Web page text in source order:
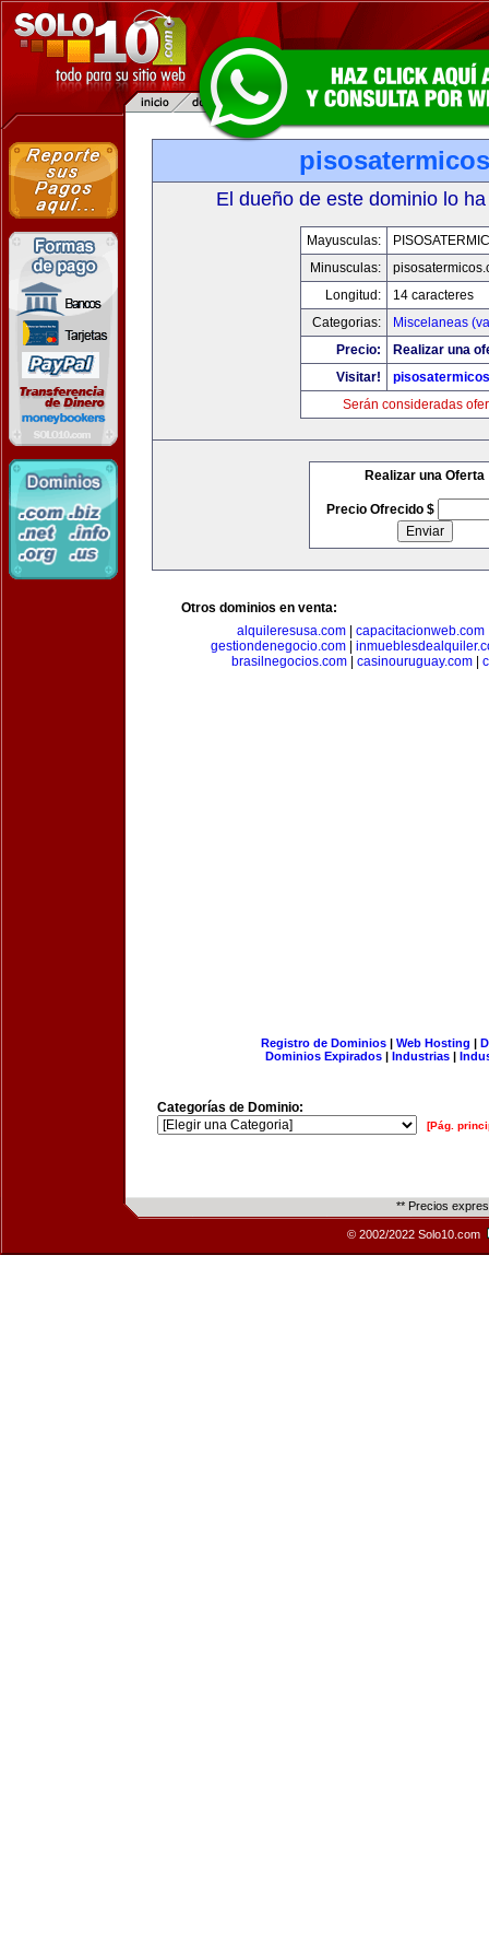
El dueño de este dominio lo
Mayusculas:
Minusculas:
Longitud:
14 caracteres
Categorias:
Miscelaneas
Precio:
Realizar una
Visitar!
Serán consideradas
Realizar una Oferta
Precio Ofrecido $
Otros dominios en venta:
alquileresusa.com
capacitacionweb.com
gestiondenegocio.com|
brasilnegocios.com| casinouruguay.com|
Registro de Dominios| Web Hosting |
Dominios Expirados | Industrias |
Categorías de Dominio:
[Pág.
** Precios
© 2002/2022 Solo10.com